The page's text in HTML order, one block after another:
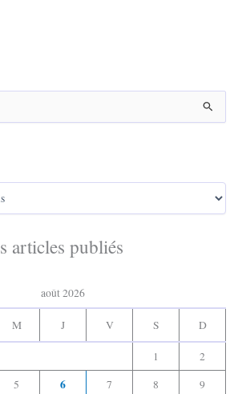
articles publiés
août 2026
M J V S D
1
2
5 6 7 8
9